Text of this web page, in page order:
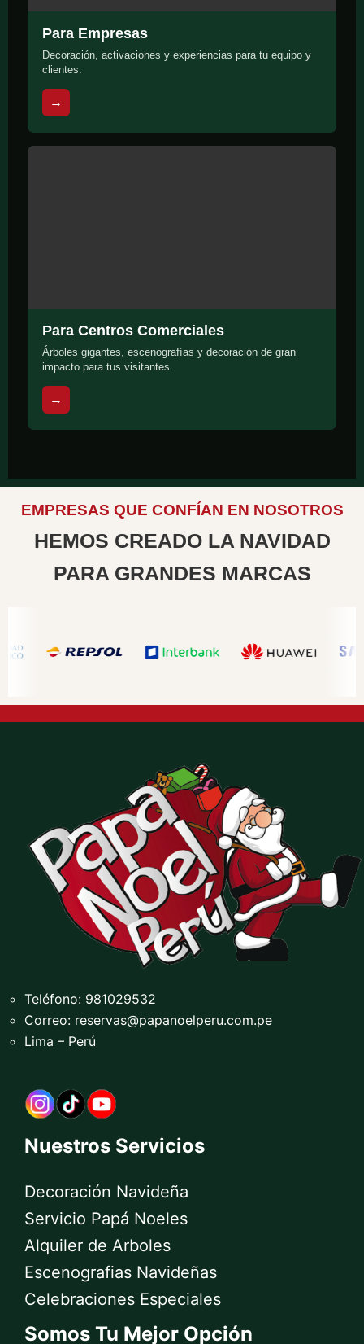
Para Empresas
Decoración, activaciones y experiencias para tu equipo y
clientes.
→
Para Centros Comerciales
Árboles gigantes, escenografías y decoración de gran
impacto para tus visitantes.
→
EMPRESAS QUE CONFÍAN EN NOSOTROS
HEMOS CREADO LA NAVIDAD
PARA GRANDES MARCAS
Teléfono: 981029532
Correo: reservas@papanoelperu.com.pe
Lima – Perú
Nuestros Servicios
Decoración Navideña
Servicio Papá Noeles
Alquiler de Arboles
Escenografias Navideñas
Celebraciones Especiales
Somos Tu Mejor Opción